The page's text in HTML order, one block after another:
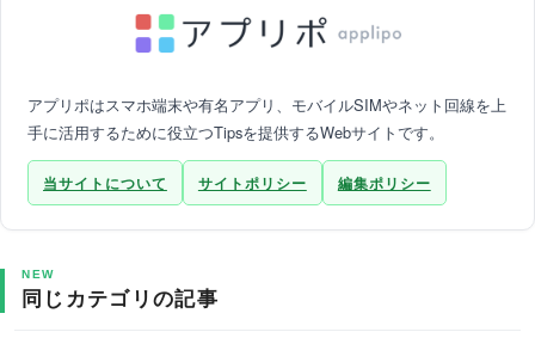
アプリポはスマホ端末や有名アプリ、モバイルSIMやネット回線を上
手に活用するために役立つTipsを提供するWebサイトです。
当サイトについて サイトポリシー 編集ポリシー
NEW
同じカテゴリの記事